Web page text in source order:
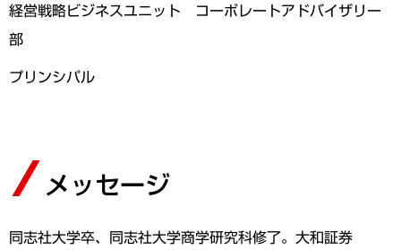
経営戦略ビジネスユニット コーポレートアドバイザリー
部
プリンシパル
メッセージ
同志社大学卒、同志社大学商学研究科修了。大和証券